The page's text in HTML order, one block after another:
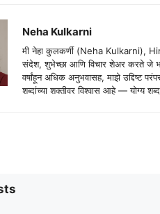
Neha Kulkarni
मी नेहा कुलकर्णी (Neha Kulkarni),
संदेश, शुभेच्छा आणि विचार शेअर करते जे
वर्षांहून अधिक अनुभवासह, माझे उद्दिष्ट
शब्दांच्या शक्तीवर विश्वास आहे — योग्य